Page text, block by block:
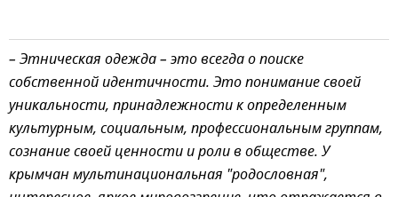
– Этническая одежда – это всегда о поиске
собственной идентичности. Это понимание своей
уникальности, принадлежности к определенным
культурным, социальным, профессиональным группам,
сознание своей ценности и роли в обществе. У
крымчан мультинациональная "родословная",